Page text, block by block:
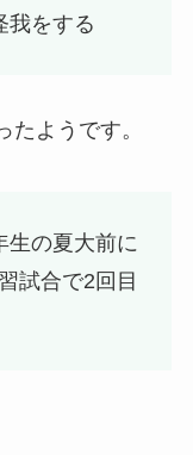
我をする
ようです。
生の夏大前に
試合で2回目